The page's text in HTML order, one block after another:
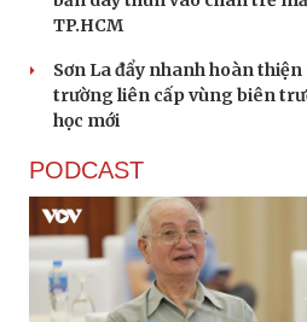
TP.HCM
Sơn La đẩy nhanh hoàn thiện
trường liên cấp vùng biên
học mới
PODCAST